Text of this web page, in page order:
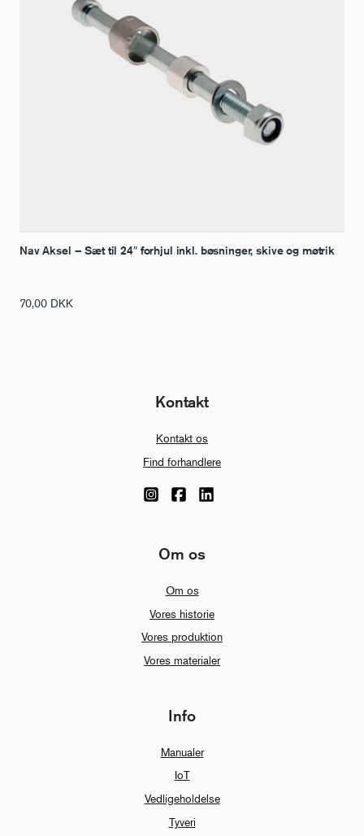
Nav Aksel – Sæt til 24″ forhjul inkl. bøsninger, skive og møtrik
70,00 DKK
Kontakt
Kontakt os
Find forhandlere
Om os
Om os
Vores historie
Vores produktion
Vores materialer
Info
Manualer
IoT
Vedligeholdelse
Tyveri